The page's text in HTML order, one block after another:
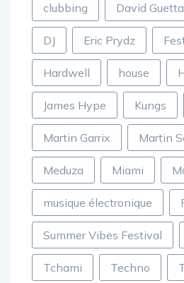
clubbing David Guetta
DJ Eric Prydz
Hardwell house
James Hype Kungs
Martin Garrix Martin
Meduza Miami
musique électronique
Summer Vibes Festival
Tchami Techno